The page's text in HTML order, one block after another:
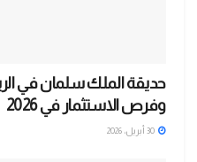
حديقة الملك سلمان في
وفرص الاستثمار في 2026